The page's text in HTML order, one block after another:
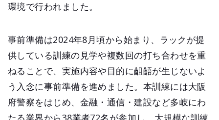
環境で行われました。
事前準備は2024年8月頃から始まり、ラックが提
供している訓練の見学や複数回の打ち合わせを重
ねることで、実施内容や目的に齟齬が生じないよ
う入念に事前準備を進めました。本訓練には大阪
府警察をはじめ、金融・通信・建設など多岐にわ
たる業界から38業者72名が参加し、大規模な訓練